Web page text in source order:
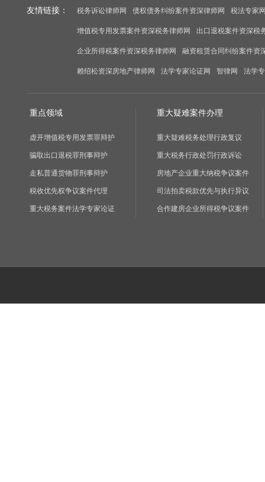
友情链接： 税务诉讼律师网 债权债务纠纷案件资深律师网 税法专家
增值税专用发票案件资深税务律师网 出口退税案件资深税
企业所得税案件资深税务律师网 融资租赁合同纠纷案件资
赖绍松资深房地产律师网 法学专家论证网 智律网 法学
重点领域
虚开增值税专用发票罪辩护
骗取出口退税罪刑事辩护
走私普通货物罪刑事辩护
税收优先权争议案件代理
重大税务案件法学专家论证
重大疑难案件办理
重大疑难税务处理行政复议
重大税务行政处罚行政诉讼
房地产企业重大纳税争议案件
司法拍卖税款优先与执行异议
合作建房企业所得税争议案件